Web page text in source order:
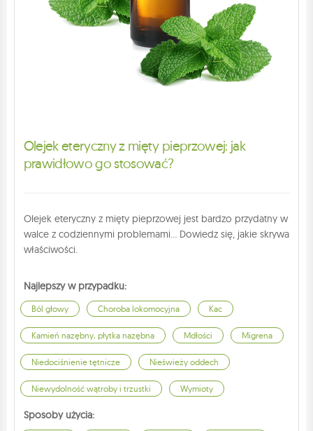
Olejek eteryczny z mięty pieprzowej: jak
prawidłowo go stosować?
Olejek eteryczny z mięty pieprzowej jest bardzo przydatny w
walce z codziennymi problemami... Dowiedz się, jakie skrywa
właściwości.
Najlepszy w przypadku:
Ból głowy Choroba lokomocyjna Kac
Kamień nazębny, płytka nazębna Mdłości Migrena
Niedociśnienie tętnicze Nieświeży oddech
Niewydolność wątroby i trzustki Wymioty
Sposoby użycia: